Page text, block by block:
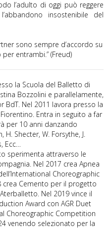
l’adulto di oggi può reggere
insostenibile del
sono sempre d’accordo su
entrambi.” (Freud)
la Scuola del Balletto di
Bozzolini e parallelamente,
BdT. Nel 2011 lavora presso la
Entra in seguito a far
per 10 anni danzando
H. Shecter, W. Forsythe, J.
Ecc…
sperimenta attraverso le
Nel 2017 crea Apnea
Choreographic
crea Cemento per il progetto
Nel 2019 vince il
Award con AGR Duet
Choreographic Competition
venendo selezionato per la